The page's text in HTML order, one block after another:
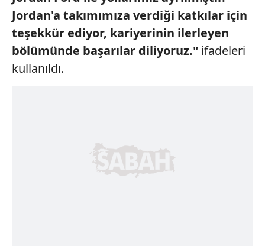
Jordan'a takımımıza verdiği katkılar için
teşekkür ediyor, kariyerinin ilerleyen
bölümünde başarılar diliyoruz." ifadeleri
kullanıldı.